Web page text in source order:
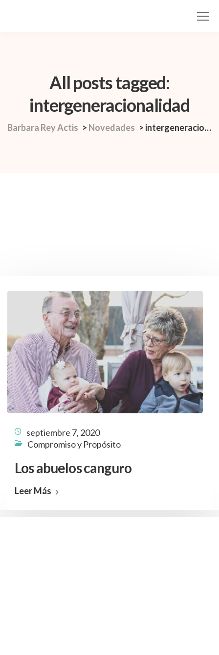
All posts tagged:
intergeneracionalidad
Barbara Rey Actis > Novedades > intergeneracionalidad
septiembre 7, 2020
Compromiso y Propósito
Los abuelos canguro
Leer Más